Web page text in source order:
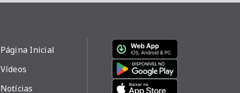
Página Inicial
Vídeos
Notícias